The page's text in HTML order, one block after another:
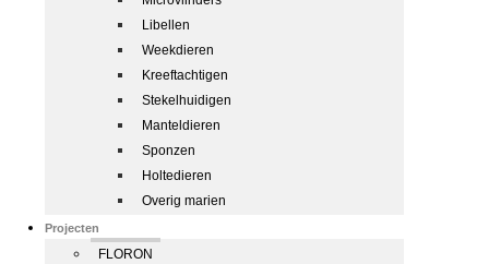
Libellen
Weekdieren
Kreeftachtigen
Stekelhuidigen
Manteldieren
Sponzen
Holtedieren
Overig marien
Projecten
FLORON